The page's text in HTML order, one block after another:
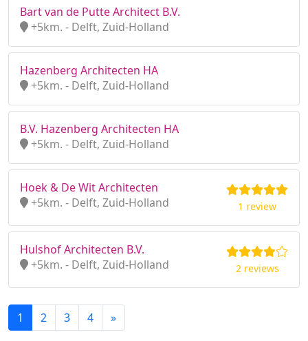
Bart van de Putte Architect B.V.
+5km. - Delft, Zuid-Holland
Hazenberg Architecten HA
+5km. - Delft, Zuid-Holland
B.V. Hazenberg Architecten HA
+5km. - Delft, Zuid-Holland
Hoek & De Wit Architecten
+5km. - Delft, Zuid-Holland
1 review
Hulshof Architecten B.V.
+5km. - Delft, Zuid-Holland
2 reviews
1 2 3 4 »